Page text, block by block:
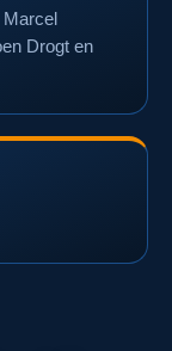
Marcel
Drogt en